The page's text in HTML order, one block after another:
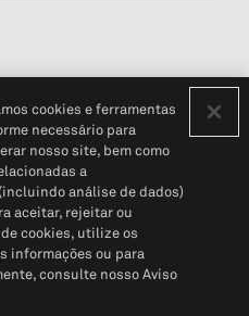
do cliente (em inglês)
© 2026 S&P Global
cookies e ferramentas
necessário para
nosso site, bem como
a
análise de dados)
aceitar, rejeitar ou
cookies, utilize os
informações ou para
consulte nosso Aviso